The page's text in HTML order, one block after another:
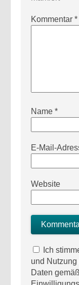
Kommentar *
Name *
E-Mail-
Website
Ich
und
Daten